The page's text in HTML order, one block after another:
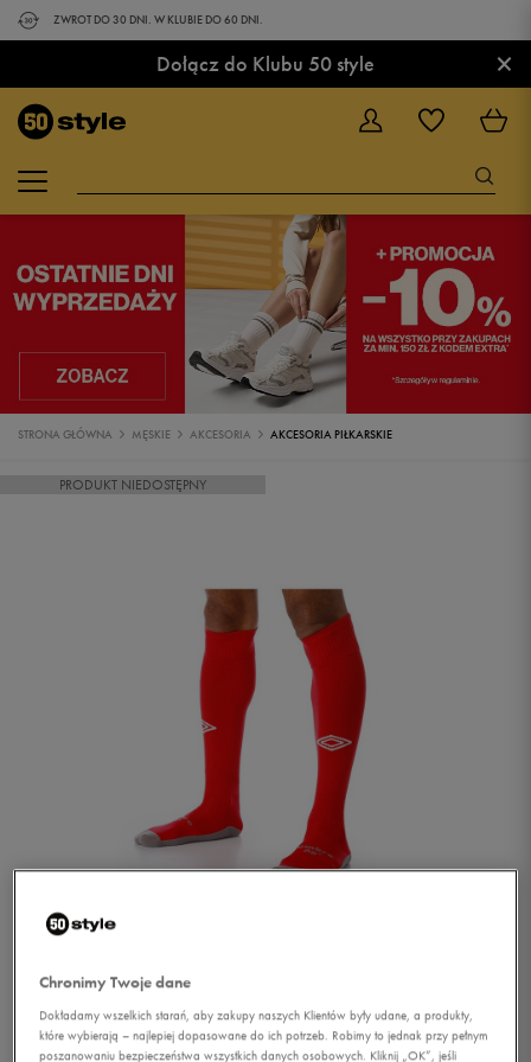
ZWROT DO 30 DNI. W KLUBIE DO 60 DNI.
Dołącz do Klubu 50 style ×
STRONA GŁÓWNA MĘSKIE AKCESORIA AKCESORIA PIŁKARSKIE
PRODUKT NIEDOSTĘPNY
UMBRO GETRY SR 42-44
Chronimy Twoje dane
Dokładamy wszelkich starań, aby zakupy naszych Klientów były udane, a produkty,
które wybierają – najlepiej dopasowane do ich potrzeb. Robimy to jednak przy pełnym
poszanowaniu bezpieczeństwa wszystkich danych osobowych. Kliknij „OK”, jeśli